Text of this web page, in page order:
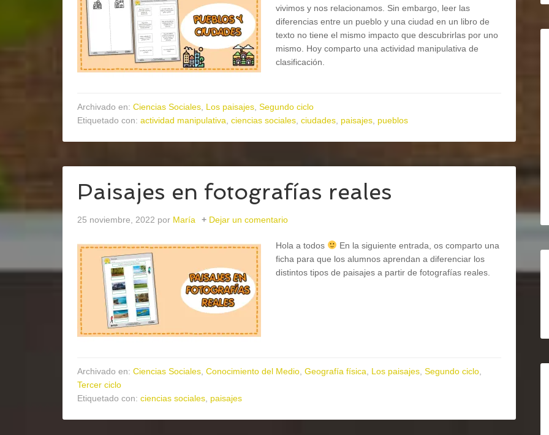
vivimos y nos relacionamos. Sin embargo, leer las
diferencias entre un pueblo y una ciudad en un libro de
texto no tiene el mismo impacto que descubrirlas por uno
mismo. Hoy comparto una actividad manipulativa de
clasificación.
Archivado en: Ciencias Sociales Los paisajes Segundo ciclo
Etiquetado con: actividad manipulativa ciencias sociales ciudades paisajes pueblos
Paisajes en fotografías reales
25 noviembre, 2022 por María Dejar un comentario
Hola a todos
En la siguiente entrada, os comparto una
ficha para que los alumnos aprendan a diferenciar los
distintos tipos de paisajes a partir de fotografías reales.
Archivado en: Ciencias Sociales Conocimiento del Medio Geografía física Los paisajes Segundo ciclo
Tercer ciclo
Etiquetado con: ciencias sociales paisajes